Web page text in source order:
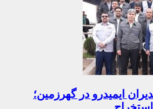
ایمیدرو در گهرزمین؛